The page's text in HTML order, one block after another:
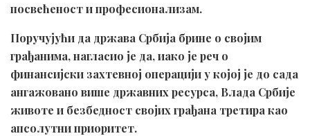
посвећеност и професионализам.
Поручујући да држава Србија брине о својим
грађанима, нагласио је да, иако је реч о
финансијски захтевној операцији у којој је до сада
ангажовано више државних ресурса, Влада Србије
животе и безбедност својих грађана третира као
апсолутни приоритет.